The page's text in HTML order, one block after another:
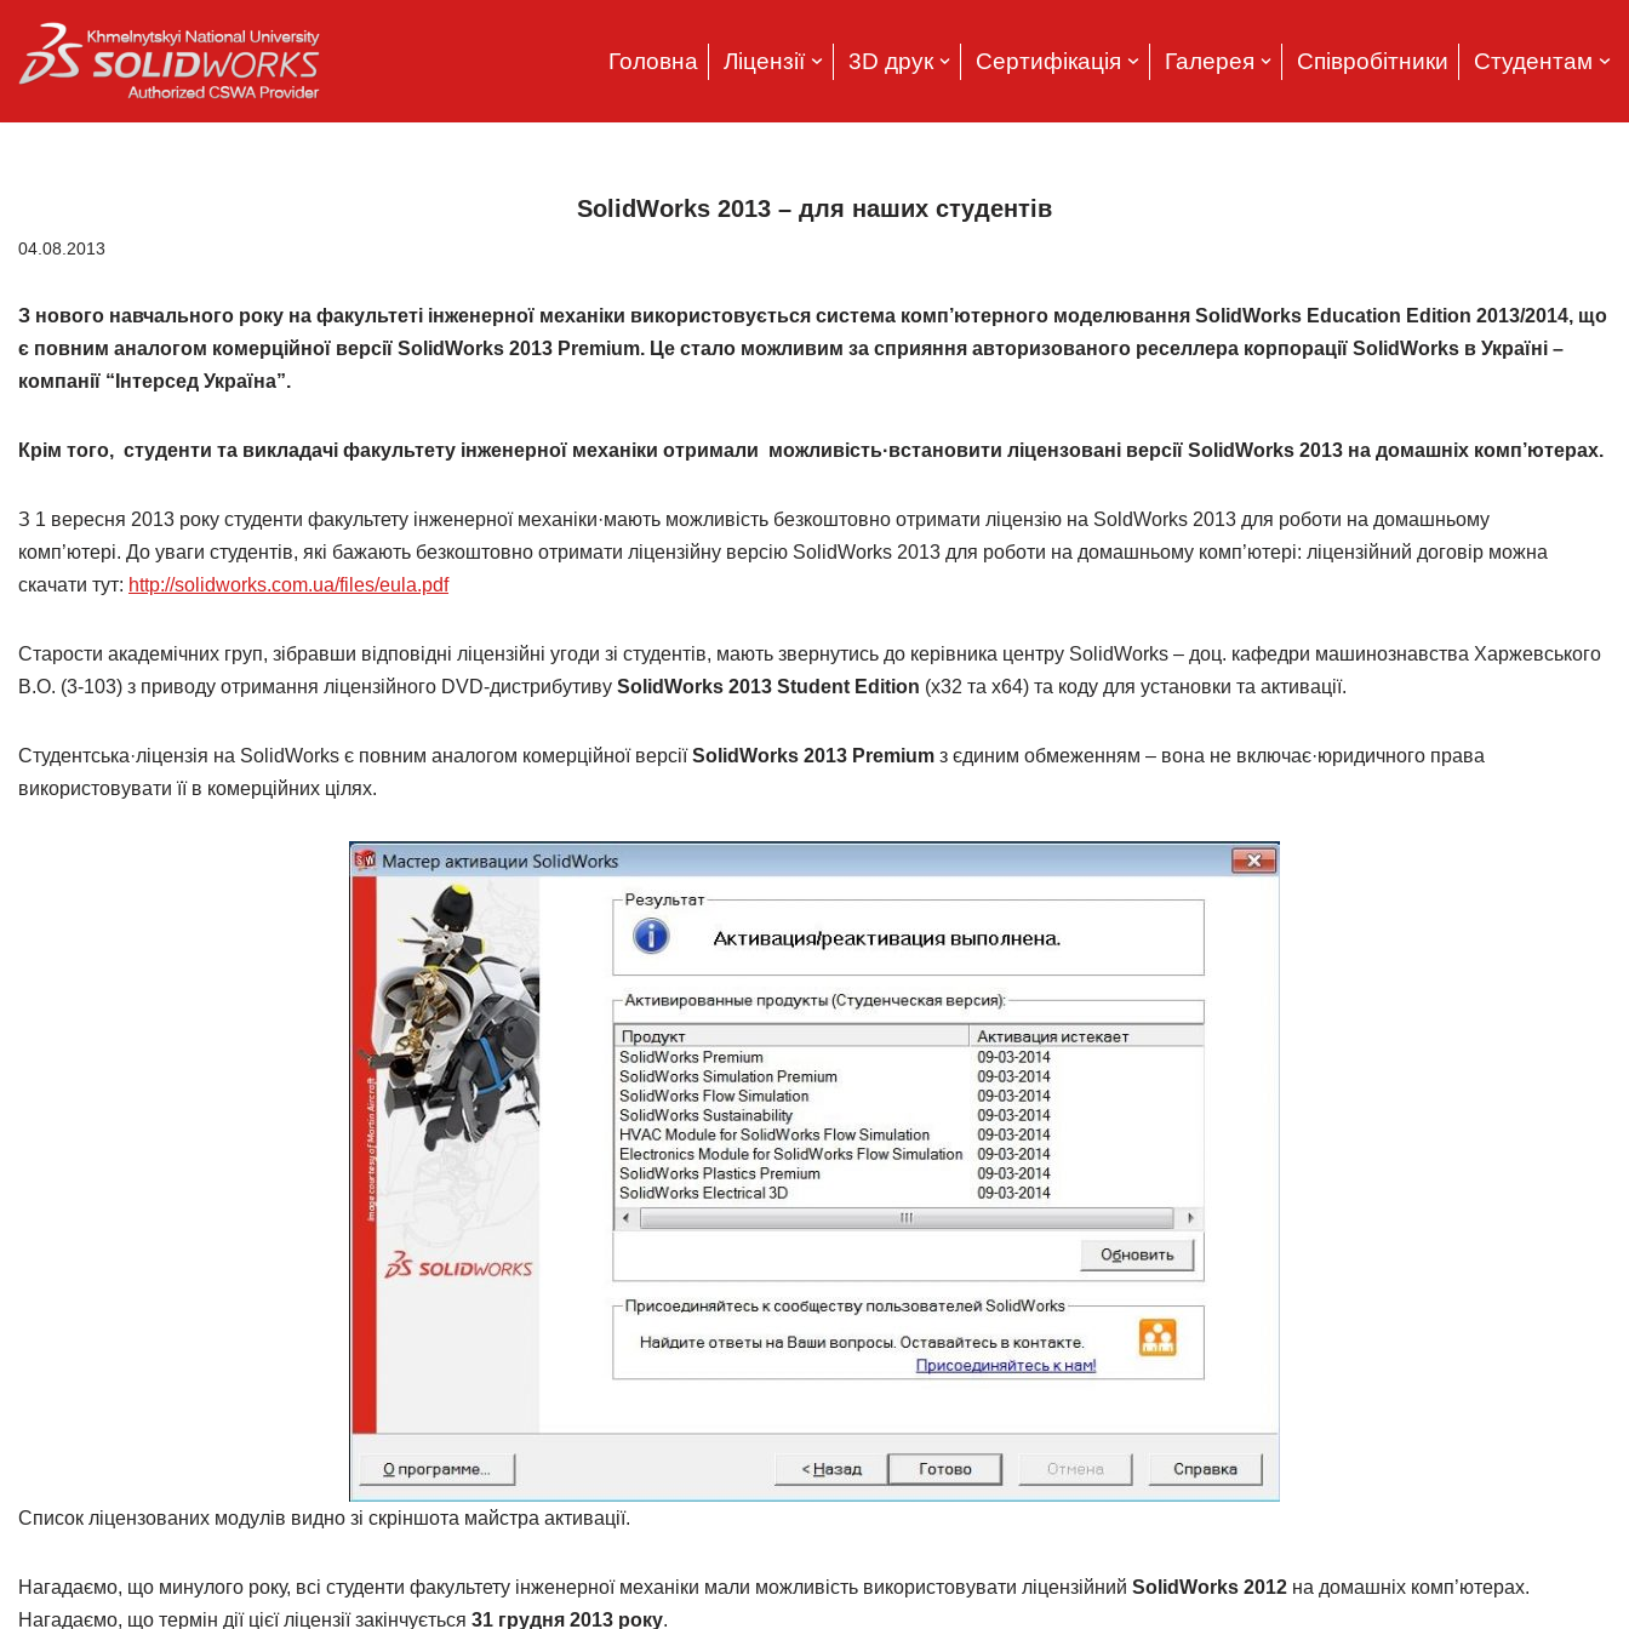
Перейти
Головна Ліцензії 3D друк Сертифікація Галерея Співробітники Студентам
SolidWorks 2013 – для наших студентів
04.08.2013
З нового навчального року на факультеті інженерної механіки використовується система комп’ютерного моделювання SolidWorks Education Edition 2013/2014, що
є повним аналогом комерційної версії SolidWorks 2013 Premium. Це стало можливим за сприяння авторизованого реселлера корпорації SolidWorks в Україні –
компанії “Інтерсед Україна”.
Крім того, студенти та викладачі факультету інженерної механіки отримали можливість·встановити ліцензовані версії SolidWorks 2013 на домашніх комп’ютерах.
З 1 вересня 2013 року студенти факультету інженерної механіки·мають можливість безкоштовно отримати ліцензію на SoldWorks 2013 для роботи на домашньому
комп’ютері. До уваги студентів, які бажають безкоштовно отримати ліцензійну версію SolidWorks 2013 для роботи на домашньому комп’ютері: ліцензійний договір можна
скачати тут: http://solidworks.com.ua/files/eula.pdf
Старости академічних груп, зібравши відповідні ліцензійні угоди зі студентів, мають звернутись до керівника центру SolidWorks – доц. кафедри машинознавства Харжевського
В.О. (3-103) з приводу отримання ліцензійного DVD-дистрибутиву SolidWorks 2013 Student Edition (x32 та x64) та коду для установки та активації.
Студентська·ліцензія на SolidWorks є повним аналогом комерційної версіїSolidWorks 2013 Premium з єдиним обмеженням – вона не включає·юридичного права
використовувати її в комерційних цілях.
Список ліцензованих модулів видно зі скріншота майстра активації.
Нагадаємо, що минулого року, всі студенти факультету інженерної механіки мали можливість використовувати ліцензійний SolidWorks 2012 на домашніх комп’ютерах.
Нагадаємо, що термін дії цієї ліцензії закінчується 31 грудня 2013 року.